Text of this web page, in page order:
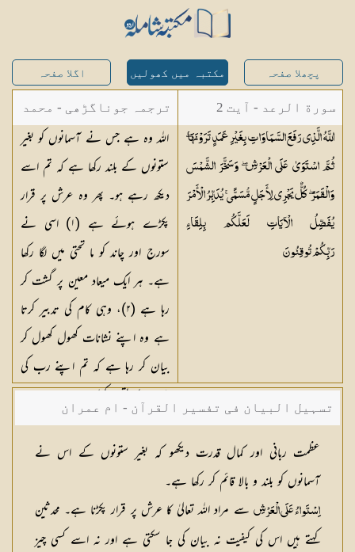
پچھلا صفحہ مکتبہ میں کھولیں اگلا صفحہ
سورة الرعد - آیت 2
اللَّهُ الَّذِي رَفَعَ السَّمَاوَاتِ بِغَيْرِ عَمَدٍ تَرَوْنَهَا ۖ
ثُمَّ اسْتَوَىٰ عَلَى الْعَرْشِ ۖ وَسَخَّرَ الشَّمْسَ
وَالْقَمَرَ ۖ كُلٌّ يَجْرِي لِأَجَلٍ مُّسَمًّى ۚ يُدَبِّرُ الْأَمْرَ
يُفَصِّلُ الْآيَاتِ لَعَلَّكُم بِلِقَاءِ
رَبِّكُمْتُوقِنُونَ
ترجمہ جوناگڑھی - محمد
جونا گڑھی
اللہ وہ ہے جس نے آسمانوں کو بغیر
ستونوں کے بلند رکھا ہے کہ تم اسے
دیکھ رہے ہو۔ پھر وہ عرش پر قرار
پکڑے ہوئے ہے (١) اسی نے
سورج اور چاند کو ما تحتی میں لگا رکھا
ہے۔ ہر ایک میعاد معین پر گشت کر
رہا ہے (٢)، وہی کام کی تدبیر کرتا
ہے وہ اپنے نشانات کھول کھول کر
بیان کر رہا ہے کہ تم اپنے رب کی
ملاقات کا یقین کرلو۔
تسہیل البیان فی تفسیر القرآن - ام عمران
شکیلہ بنت میاں فضل حسین
عظمت ربانی اور کمال قدرت دیکھو کہ بغیر ستونوں کے اس نے
آسمانوں کو بلند و بالا قائم کر رکھا ہے۔
اِسْتَواءُ عَلَى الْعَرْشِ سے مراد اللہ تعالیٰ کا عرش پر قرار پکڑنا ہے۔ محدثین
کہتے ہیں اس کی کیفیت نہ بیان کی جا سکتی ہے اور نہ اسے کسی چیز